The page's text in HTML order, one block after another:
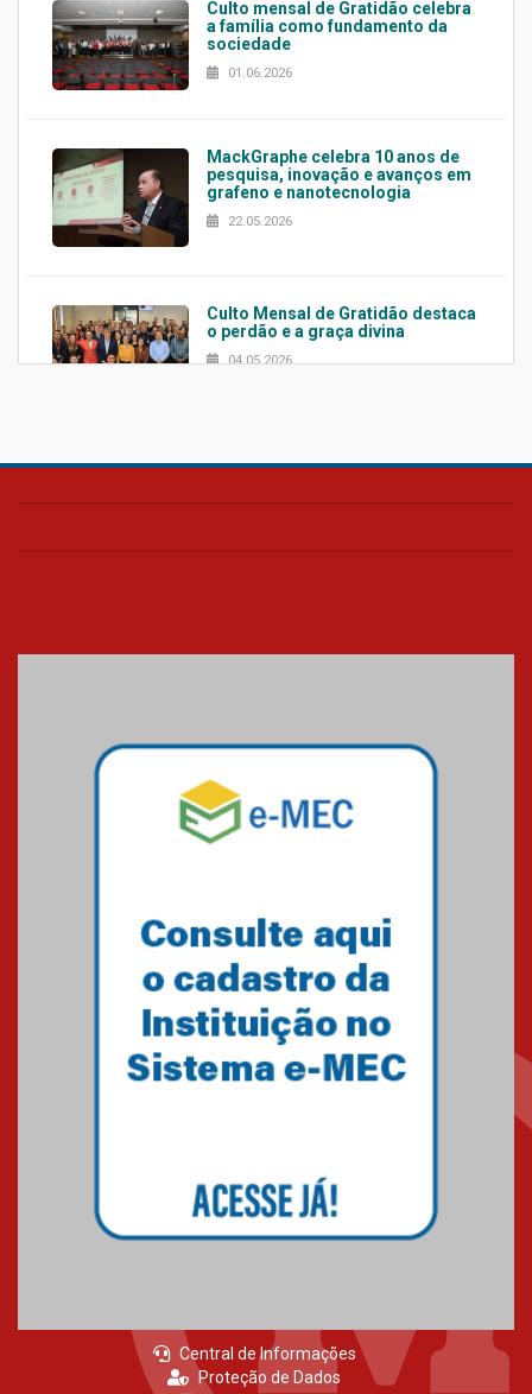
Culto mensal de Gratidão celebra
a família como fundamento da
sociedade
01.06.2026
MackGraphe celebra 10 anos de
pesquisa, inovação e avanços em
grafeno e nanotecnologia
22.05.2026
Culto Mensal de Gratidão destaca
o perdão e a graça divina
04.05.2026
Confira como foi o culto mensal
Mackenzie mobiliza campanha
solidária para apoiar famílias em
Minas Gerais
Primeiro culto do ano ressalta o
27.02.2026
Central de Informações
Proteção de Dados